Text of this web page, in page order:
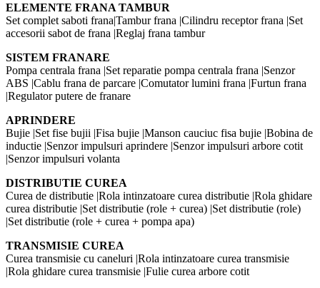
ELEMENTE FRANA TAMBUR
Set complet saboti frana|Tambur frana |Cilindru receptor frana |Set
accesorii sabot de frana |Reglaj frana tambur
SISTEM FRANARE
Pompa centrala frana |Set reparatie pompa centrala frana |Senzor
ABS |Cablu frana de parcare |Comutator lumini frana |Furtun frana
|Regulator putere de franare
APRINDERE
Bujie |Set fise bujii |Fisa bujie |Manson cauciuc fisa bujie |Bobina de
inductie |Senzor impulsuri aprindere |Senzor impulsuri arbore cotit
|Senzor impulsuri volanta
DISTRIBUTIE CUREA
Curea de distributie |Rola intinzatoare curea distributie |Rola ghidare
curea distributie |Set distributie (role + curea) |Set distributie (role)
|Set distributie (role + curea + pompa apa)
TRANSMISIE CUREA
Curea transmisie cu caneluri |Rola intinzatoare curea transmisie
|Rola ghidare curea transmisie |Fulie curea arbore cotit